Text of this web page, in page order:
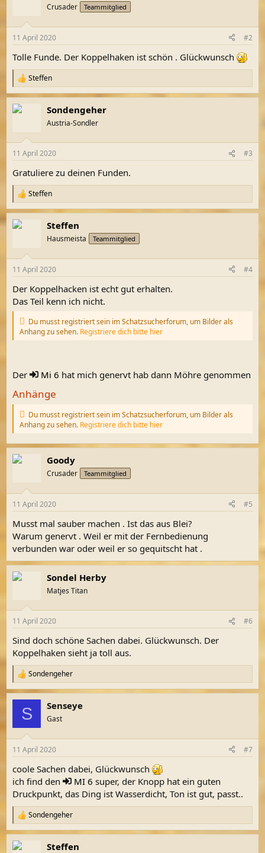
e
:
Crusader Teammitglied
11 April 2020 #2
Tolle Funde. Der Koppelhaken ist schön . Glückwunsch
R
e
a
k
e
:
Steffen
Sondengeher
Austria-Sondler
11 April 2020 #3
Gratuliere zu deinen Funden.
R
e
a
k
e
:
Steffen
Steffen
Hausmeista Teammitglied
11 April 2020 #4
Der Koppelhacken ist echt gut erhalten.
Das Teil kenn ich nicht.
Du musst registriert sein im Schatzsucherforum, um Bilder als
Anhang zu sehen. Registriere dich bitte hier
Der Mi 6 hat mich genervt hab dann Möhre genommen
Anhänge
Du musst registriert sein im Schatzsucherforum, um Bilder als
Anhang zu sehen. Registriere dich bitte hier
Goody
Crusader Teammitglied
11 April 2020 #5
Musst mal sauber machen . Ist das aus Blei?
Warum genervt . Weil er mit der Fernbedienung
verbunden war oder weil er so gequitscht hat .
Sondel Herby
Matjes Titan
11 April 2020 #6
Sind doch schöne Sachen dabei. Glückwunsch. Der
Koppelhaken sieht ja toll aus.
R
e
a
e
:
Sondengeher
S Senseye
Gast
11 April 2020 #7
coole Sachen dabei, Glückwunsch
ich find den
MI 6 super, der Knopp hat ein guten
Druckpunkt, das Ding ist Wasserdicht, Ton ist gut, passt..
R
e
a
k
Sondengeher
Steffen